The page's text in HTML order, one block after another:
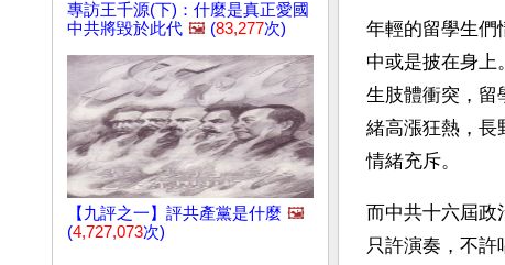
專訪王千源(下)：什麼是真正愛國
中共將毀於此代 🖼️ (83,277次)
【九評之一】評共產黨是什麼 🖼️
(4,727,073次)
年輕的留學生們
中或是披在身上
生肢體衝突，留
緒高漲狂熱，長
情緒充斥。
而中共十六屆政
只許演奏，不